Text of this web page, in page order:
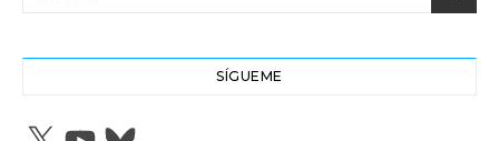
SÍGUEME
X YouTubeBluesky